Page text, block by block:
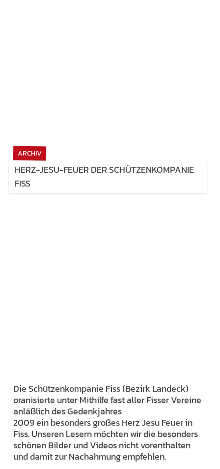
ARCHIV
HERZ-JESU-FEUER DER SCHÜTZENKOMPANIE
FISS
Die Schützenkompanie Fiss (Bezirk Landeck)
oranisierte unter Mithilfe fast aller Fisser Vereine
anläßlich des Gedenkjahres
2009 ein besonders großes Herz Jesu Feuer in
Fiss. Unseren Lesern möchten wir die besonders
schönen Bilder und Videos nicht vorenthalten
und damit zur Nachahmung empfehlen.